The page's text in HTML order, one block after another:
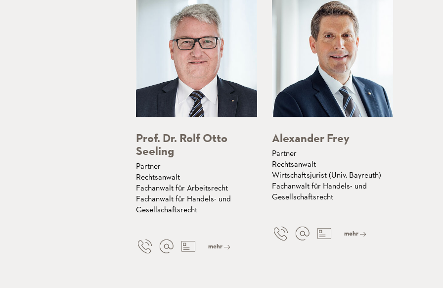
Prof. Dr. Rolf Otto
Seeling
Partner
Rechtsanwalt
Fachanwalt für Arbeitsrecht
Fachanwalt für Handels- und
Gesellschaftsrecht
mehr
Alexander Frey
Partner
Rechtsanwalt
Wirtschaftsjurist (Univ. Bayreuth)
Fachanwalt für Handels- und
Gesellschaftsrecht
mehr